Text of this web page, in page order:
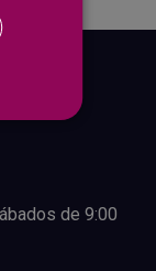
de 9:00